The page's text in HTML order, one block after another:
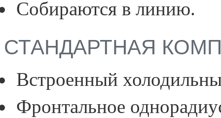
Собираются в линию.
СТАНДАРТНАЯ
Встроенный
Фронтальное